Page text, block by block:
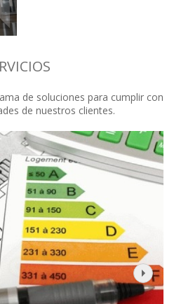
de soluciones para cumplir con
de nuestros clientes.